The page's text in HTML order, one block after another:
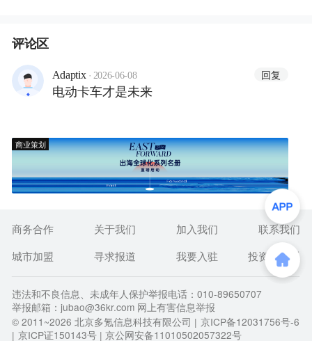
评论区
Adaptix · 2026-06-08 回复
电动卡车才是未来
商业策划
商务合作 关于我们 加入我们
联系我们
城市加盟
寻求报道 我要入驻 投资者关系
违法和不良信息、未成年人保护举报电话：010-89650707
举报邮箱：jubao@36kr.com 网上有害信息举报
© 2011~2026 北京多氪信息科技有限公司 | 京ICP备12031756号-6
| 京ICP证150143号 | 京公网安备11010502057322号